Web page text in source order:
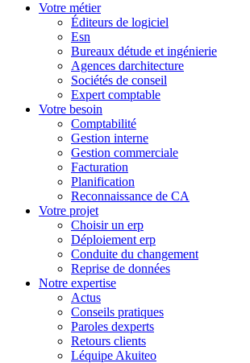
Votre métier
Éditeurs de logiciel
Esn
Bureaux détude et ingénierie
Agences darchitecture
Sociétés de conseil
Expert comptable
Votre besoin
Comptabilité
Gestion interne
Gestion commerciale
Facturation
Planification
Reconnaissance de CA
Votre projet
Choisir un erp
Déploiement erp
Conduite du changement
Reprise de données
Notre expertise
Actus
Conseils pratiques
Paroles dexperts
Retours clients
Léquipe Akuiteo